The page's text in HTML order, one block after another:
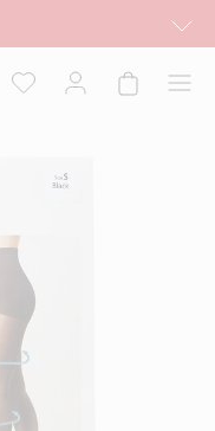
oraz na kappahl.com. Ofert